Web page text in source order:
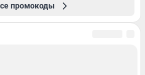
промокоды